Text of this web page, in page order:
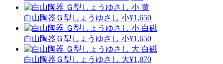
白山陶器 Ｇ型しょうゆさし 小¥1,650
白山陶器 Ｇ型しょうゆさし 小¥1,650
白山陶器 Ｇ型しょうゆさし 大¥1,870